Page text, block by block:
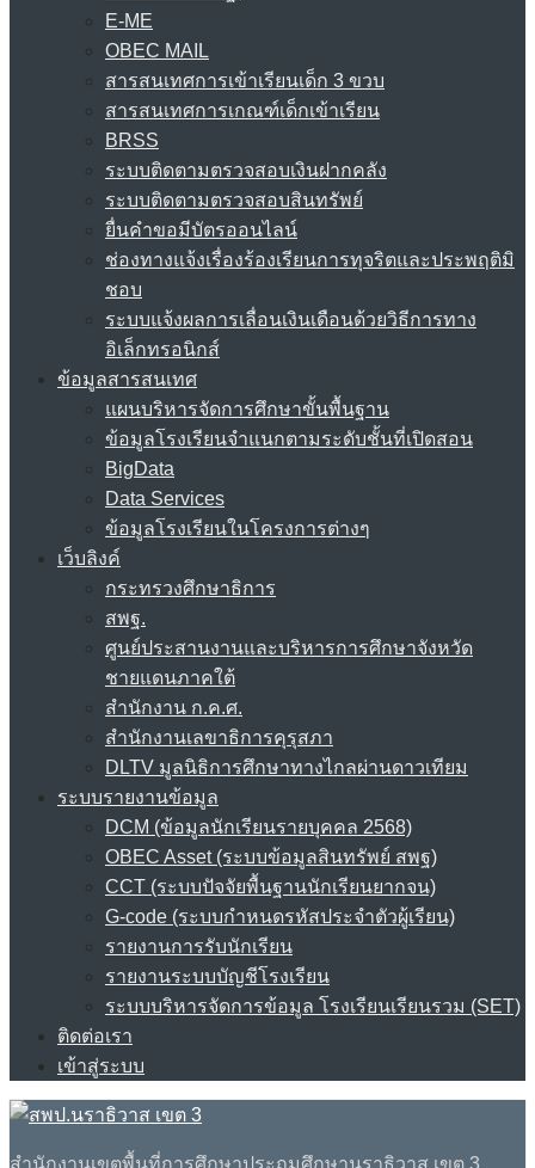
E-ME
OBEC MAIL
สารสนเทศการเข้าเรียนเด็ก 3 ขวบ
สารสนเทศการเกณฑ์เด็กเข้าเรียน
BRSS
ระบบติดตามตรวจสอบเงินฝากคลัง
ระบบติดตามตรวจสอบสินทรัพย์
ยื่นคำขอมีบัตรออนไลน์
ช่องทางแจ้งเรื่องร้องเรียนการทุจริตและประพฤติมิ
ชอบ
ระบบแจ้งผลการเลื่อนเงินเดือนด้วยวิธีการทาง
อิเล็กทรอนิกส์
ข้อมูลสารสนเทศ
แผนบริหารจัดการศึกษาขั้นพื้นฐาน
ข้อมูลโรงเรียนจำแนกตามระดับชั้นที่เปิดสอน
BigData
Data Services
ข้อมูลโรงเรียนในโครงการต่างๆ
เว็บลิงค์
กระทรวงศึกษาธิการ
สพฐ.
ศูนย์ประสานงานและบริหารการศึกษาจังหวัด
ชายแดนภาคใต้
สำนักงาน ก.ค.ศ.
สำนักงานเลขาธิการคุรุสภา
DLTV มูลนิธิการศึกษาทางไกลผ่านดาวเทียม
ระบบรายงานข้อมูล
DCM (ข้อมูลนักเรียนรายบุคคล 2568)
OBEC Asset (ระบบข้อมูลสินทรัพย์ สพฐ)
CCT (ระบบปัจจัยพื้นฐานนักเรียนยากจน)
G-code (ระบบกำหนดรหัสประจำตัวผู้เรียน)
รายงานการรับนักเรียน
รายงานระบบบัญชีโรงเรียน
ระบบบริหารจัดการข้อมูล โรงเรียนเรียนรวม (SET)
ติดต่อเรา
เข้าสู่ระบบ
สำนักงานเขตพื้นที่การศึกษาประถมศึกษานราธิวาส เขต 3